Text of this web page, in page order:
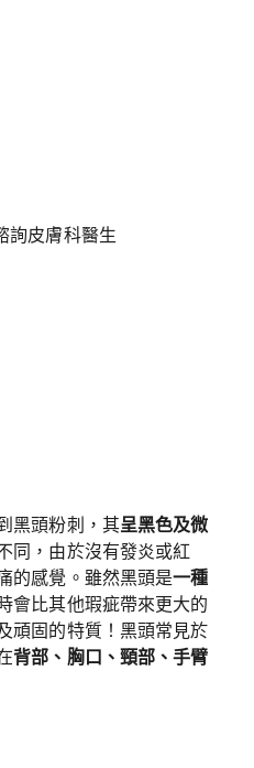
詢皮膚科醫生
黑頭粉刺，其呈黑色及微
同，由於沒有發炎或紅
的感覺。雖然黑頭是一種
會比其他瑕疵帶來更大的
頑固的特質！黑頭常見於
背部、胸口、頸部、手臂